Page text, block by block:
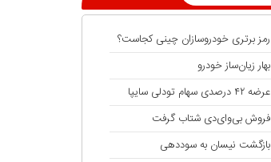
رمز برتری خودروسازان چینی کجاست؟
بهار زیان‌ساز خودرو
عرضه ۴۲ درصدی سهام تودلی سایپا
فروش بی‌وای‌دی شتاب گرفت
بازگشت نیسان به سوددهی